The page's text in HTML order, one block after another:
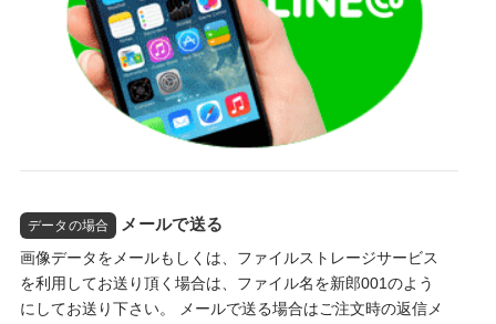
データの場合 メールで送る
画像データをメールもしくは、ファイルストレージサービス
を利用してお送り頂く場合は、ファイル名を新郎001のよう
にしてお送り下さい。 メールで送る場合はご注文時の返信メ